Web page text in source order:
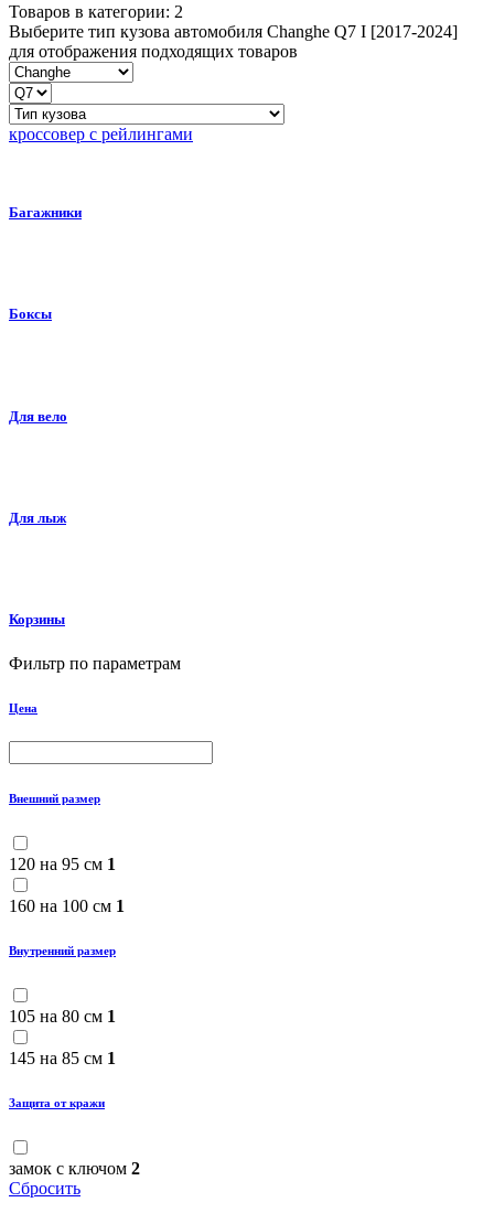
Товаров в категории: 2
Выберите тип кузова автомобиля Changhe Q7 I [2017-2024]
для отображения подходящих товаров
кроссовер с рейлингами
Багажники
Боксы
Для вело
Для лыж
Корзины
Фильтр по параметрам
Цена
Внешний размер
120 на 95 см 1
160 на 100 см 1
Внутренний размер
105 на 80 см 1
145 на 85 см 1
Защита от кражи
замок с ключом 2
Сбросить